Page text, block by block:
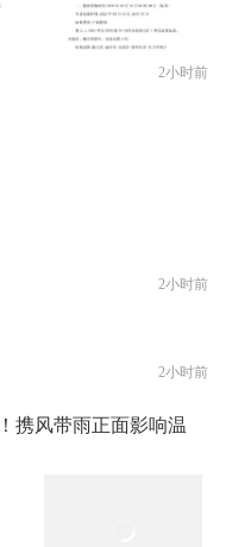
2小时前
2小时前
2小时前
携风带雨正面影响温